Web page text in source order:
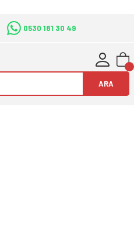
0530 181 30 49
ARA